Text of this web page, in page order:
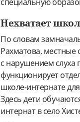
Нехватает
По словам
Рахматова, местные
с нарушением слуха
функционирует
школе-интернате
Здесь дети
интернат в село